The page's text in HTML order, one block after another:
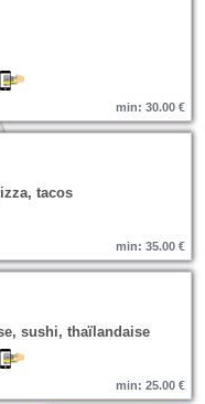
min: 30.00 €
tacos
min: 35.00 €
sushi, thaïlandaise
min: 25.00 €